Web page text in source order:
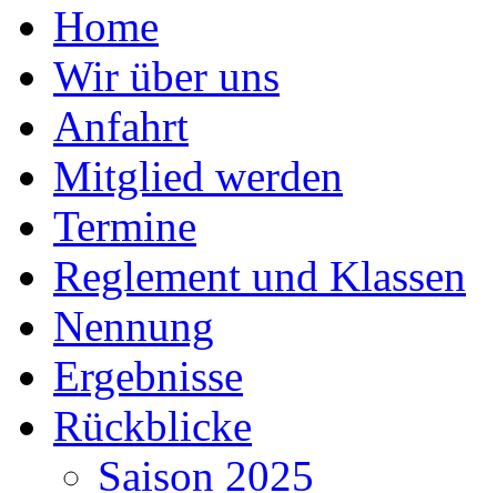
Home
Wir über uns
Anfahrt
Mitglied werden
Termine
Reglement und Klassen
Nennung
Ergebnisse
Rückblicke
Saison 2025